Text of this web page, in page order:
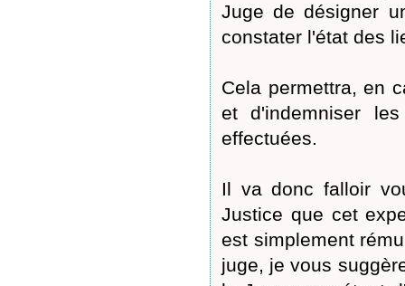
Juge de désigner
constater l'état des
Cela permettra, en
et d'indemniser
effectuées.
Il va donc falloir
Justice que cet
est simplement
juge, je vous